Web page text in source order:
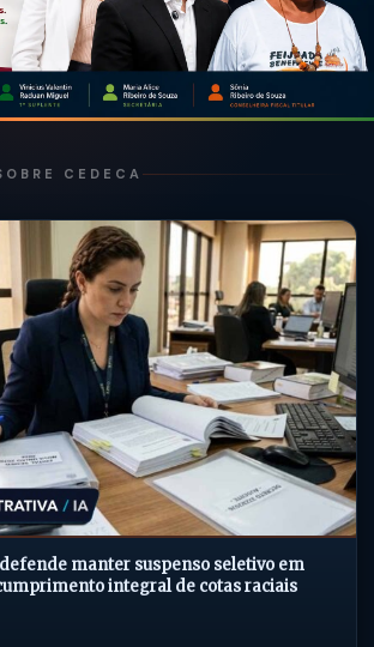
CEDECA
defende manter suspenso seletivo em
integral de cotas raciais